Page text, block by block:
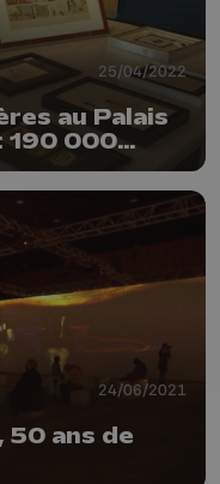
25/04/2022
au Palais
190 000
24/06/2021
50 ans de